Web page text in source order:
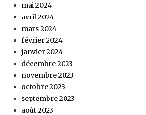
mai 2024
avril 2024
mars 2024
février 2024
janvier 2024
décembre 2023
novembre 2023
octobre 2023
septembre 2023
août 2023